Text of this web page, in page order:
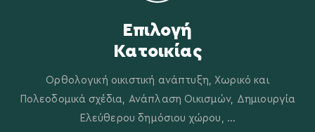
Επιλογή
Κατοικίας
Ορθολογική οικιστική ανάπτυξη, Χωρικό και
Πολεοδομικά σχέδια, Ανάπλαση Οικισμών, Δημιουργία
Ελεύθερου δημόσιου χώρου, ...